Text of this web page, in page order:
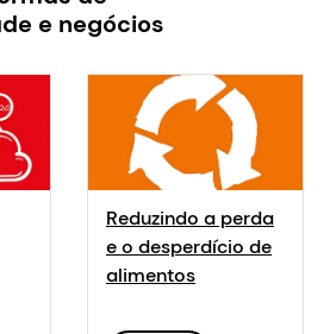
e negócios
Reduzindo a perda
e o desperdício de
alimentos